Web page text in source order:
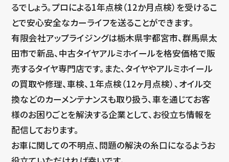
るでしょう。プロによる1年点検（12か月点検）を受けるこ
とで安心安全なカーライフを送ることができます。
有限会社アップライジングは栃木県宇都宮市、群馬県太
田市で新品、中古タイヤアルミホイールを格安価格で販
売するタイヤ専門店です。また、タイヤやアルミホイール
の買取や修理、車検、１年点検（12ヶ月点検）、オイル交
換などのカーメンテナンスも取り扱う、車を通じてお客
様のお困りごとを解決する企業として、お役立ち情報を
配信しております。
お車に関しての不明点、問題の解決の糸口になるようお